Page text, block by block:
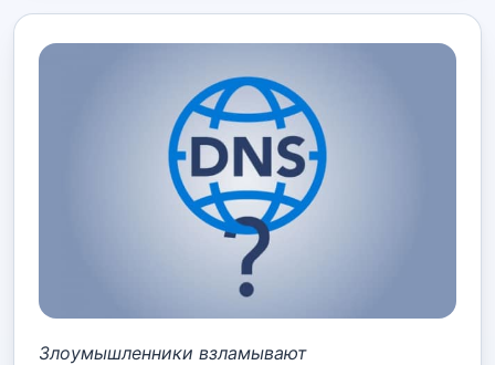
Злоумышленники взламывают